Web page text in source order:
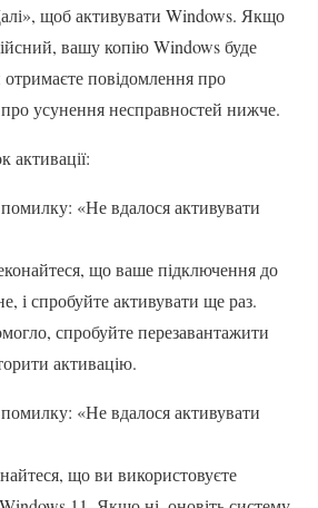
щоб активувати Windows. Якщо
вашу копію Windows буде
повідомлення про
усунення несправностей нижче.
«Не вдалося активувати
що ваше підключення до
і спробуйте активувати ще раз.
спробуйте перезавантажити
активацію.
«Не вдалося активувати
що ви використовуєте